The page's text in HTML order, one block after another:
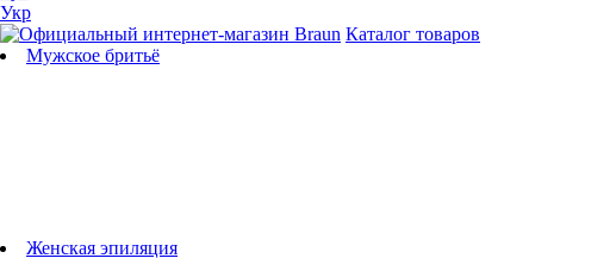
Укр
Каталог товаров
Мужское бритьё
Женская эпиляция